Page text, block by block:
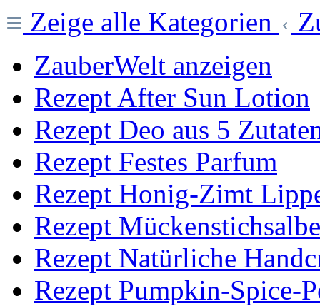
Zeige alle Kategorien
ZauberWelt anzeigen
Rezept After Sun Lotion
Rezept Deo aus 5
Rezept Festes Parfum
Rezept Honig-Zimt
Rezept Mückenstichsalbe
Rezept Natürliche
Rezept Pumpkin-Spice-